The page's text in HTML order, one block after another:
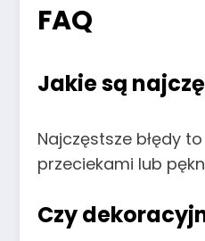
FAQ
Jakie są
Najczęstsze błędy
przeciekami lub
Czy